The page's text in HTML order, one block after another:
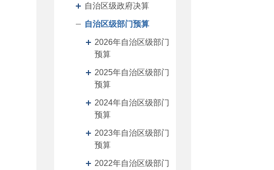
自治区级政府决算
自治区级部门预算
2026年自治区级部门
预算
2025年自治区级部门
预算
2024年自治区级部门
预算
2023年自治区级部门
预算
2022年自治区级部门